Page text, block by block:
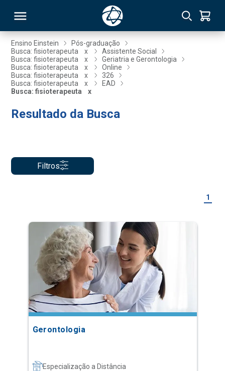
Ensino Einstein
Pós-graduação
Busca: fisioterapeuta
x
Assistente Social
Busca: fisioterapeuta
x
Geriatria e Gerontologia
Busca: fisioterapeuta
x
Online
Busca: fisioterapeuta
x
326
Busca: fisioterapeuta
x
EAD
Busca: fisioterapeuta
x
Resultado da Busca
Filtros
1
Gerontologia
Especialização a Distância